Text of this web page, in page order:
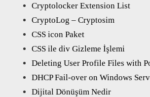
Cryptolocker Extension List
CryptoLog – Cryptosim
CSS icon Paket
CSS ile div Gizleme İşlemi
Deleting User Profile Files with
DHCP Fail-over on Windows
Dijital Dönüşüm Nedir